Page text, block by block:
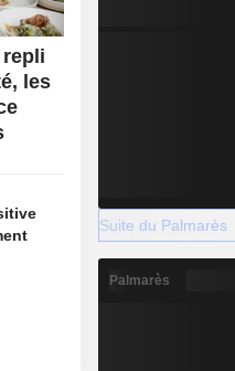
les
Suite du Palmarès
Palmarès